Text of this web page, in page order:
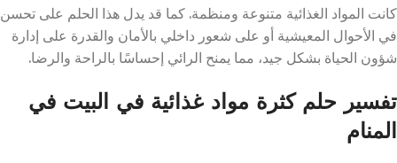
كانت المواد الغذائية متنوعة ومنظمة. كما قد يدل هذا الحلم على تحسن
في الأحوال المعيشية أو على شعور داخلي بالأمان والقدرة على إدارة
شؤون الحياة بشكل جيد، مما يمنح الرائي إحساسًا بالراحة والرضا.
تفسير حلم كثرة مواد غذائية في البيت في
المنام